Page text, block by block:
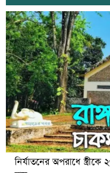
নির্যাতনের অপরাধে